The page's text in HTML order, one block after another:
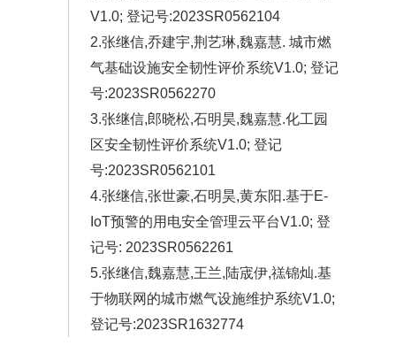
V1.0; 登记号:2023SR0562104
2.张继信,乔建宇,荆艺琳,魏嘉慧. 城市燃
气基础设施安全韧性评价系统V1.0; 登记
号:2023SR0562270
3.张继信,郎晓松,石明昊,魏嘉慧.化工园
区安全韧性评价系统V1.0; 登记
号:2023SR0562101
4.张继信,张世豪,石明昊,黄东阳.基于E-
IoT预警的用电安全管理云平台V1.0; 登
记号: 2023SR0562261
5.张继信,魏嘉慧,王兰,陆宬伊,禚锦灿.基
于物联网的城市燃气设施维护系统V1.0;
登记号:2023SR1632774